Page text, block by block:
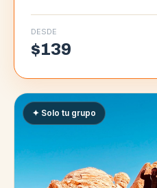
DESDE
$139
✦ Solo tu grupo